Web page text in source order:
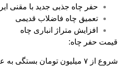
حفر چاه جذبی جدید با مقنی
تعمیق چاه فاضلاب قدیمی
افزایش متراژ انباری چاه
قیمت حفر چاه:
شروع از ۷ میلیون تومان بستگی به عمق، نوع خاک، متراژ